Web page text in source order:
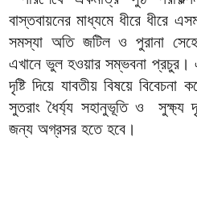
বাস্তবায়নের মাধ্যমে ধীরে ধীরে
সমস্যা অতি জটিল ও পুরানা
এখানে ভুল হওয়ার সম্ভবনা প্রচুর।
দৃষ্টি দিয়ে যাবতীয় বিষয়ে বিবেচনা
সুতরাং ধৈর্য্য সহানুভূতি ও সুক্ষ্য
জন্য অগ্রসর হতে হবে।